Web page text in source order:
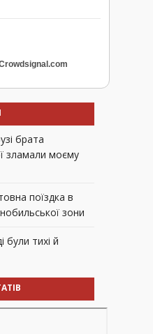
брата
зламали моєму
поїздка в
зони
були тихі й